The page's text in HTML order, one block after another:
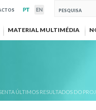
MATERIAL MULTIMÉDIA
ÚLTIMOS RESULTADOS DO